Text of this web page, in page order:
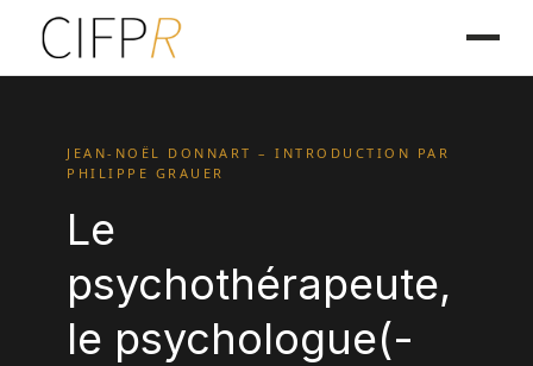
JEAN-NOËL DONNART – INTRODUCTION PAR
PHILIPPE GRAUER
Le
psychothérapeute,
le psychologue(-